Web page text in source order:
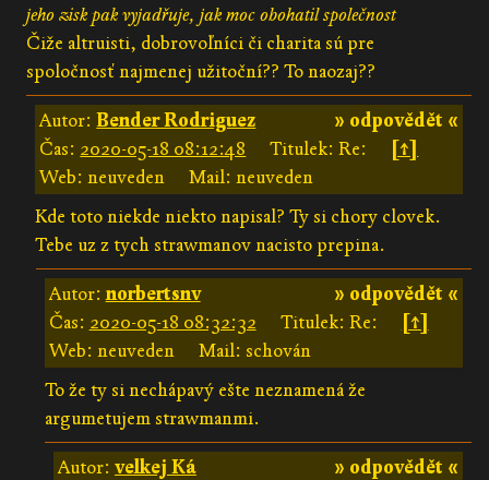
jeho zisk pak vyjadřuje, jak moc obohatil společnost
Čiže altruisti, dobrovoľníci či charita sú pre
spoločnosť najmenej užitoční?? To naozaj??
» odpovědět «
Autor:Bender Rodriguez
Čas: 2020-05-18 08:12:48 Titulek: Re:
[↑]
Web: neuveden
Mail: neuveden
Kde toto niekde niekto napisal? Ty si chory clovek.
Tebe uz z tych strawmanov nacisto prepina.
» odpovědět «
Autor:norbertsnv
Čas: 2020-05-18 08:32:32 Titulek: Re:
[↑]
Web: neuveden
Mail: schován
To že ty si nechápavý ešte neznamená že
argumetujem strawmanmi.
» odpovědět «
Autor: velkej Ká